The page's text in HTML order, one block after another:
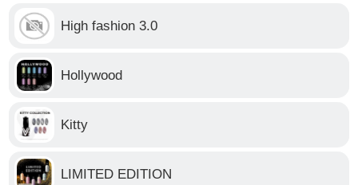
High fashion 3.0
Hollywood
Kitty
LIMITED EDITION